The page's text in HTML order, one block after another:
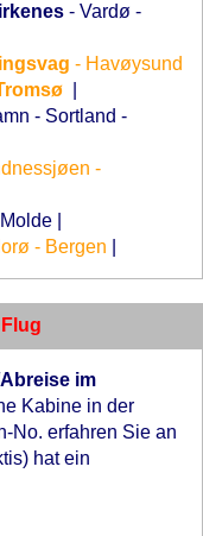
- Vardø -
- Havøysund
- Sortland -
-
- Bergen
im
Kabine in der
No. erfahren Sie an
hat ein